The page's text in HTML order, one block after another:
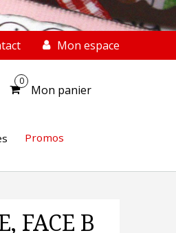
Mon espace
0
Mon panier
Promos
FACE B